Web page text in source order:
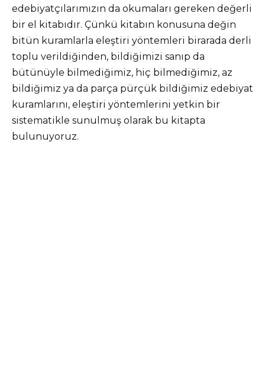
edebiyatçılarımızın da okumaları gereken değerli
bir el kitabıdır. Çünkü kitabın konusuna değin
bitün kuramlarla eleştiri yöntemleri birarada derli
toplu verildiğinden, bildiğimizi sanıp da
bütünüyle bilmediğimiz, hiç bilmediğimiz, az
bildiğimiz ya da parça pürçük bildiğimiz edebiyat
kuramlarını, eleştiri yöntemlerini yetkin bir
sistematikle sunulmuş olarak bu kitapta
bulunuyoruz.